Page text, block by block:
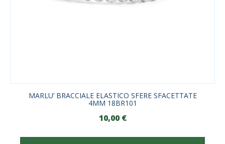
MARLU’ BRACCIALE ELASTICO SFERE SFACETTATE
4MM 18BR101
10,00 €